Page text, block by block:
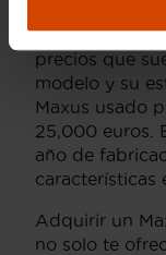
Los vehículos
y eficiencia,
precios que
modelo y su
Maxus usado
25,000 euros.
año de
características
Adquirir un
no solo te